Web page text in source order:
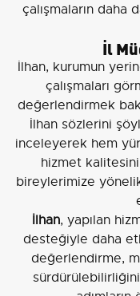
çalışmaların
İl
İlhan, kurumun
çalışmaları
değerlendirmek
İlhan sözlerini
inceleyerek hem
hizmet
bireylerimize yönelik
İlhan, yapılan
desteğiyle daha
değerlendirme,